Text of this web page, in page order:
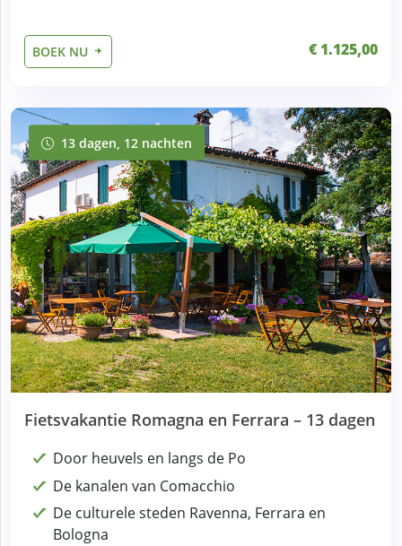
BOEK NU € 1.125,00
13 dagen, 12 nachten
13 dagen, 12 nachten
Fietsvakantie Romagna en Ferrara – 13 dagen
Door heuvels en langs de Po
De kanalen van Comacchio
De culturele steden Ravenna, Ferrara en
Bologna